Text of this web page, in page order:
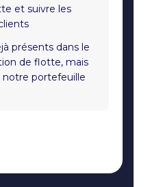
et suivre les
présents dans le
de flotte, mais
notre portefeuille